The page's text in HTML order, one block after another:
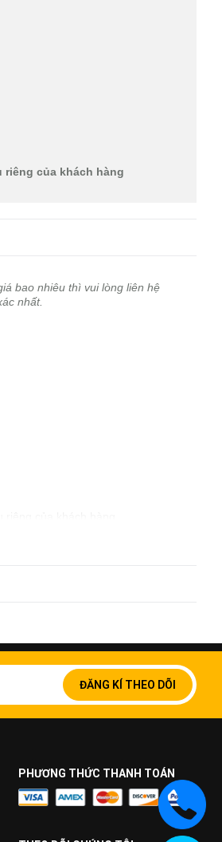
riêng của khách hàng
bao nhiêu thì vui lòng liên hệ
nhất.
của khách hàng
ĐĂNG KÍ THEO DÕI
PHƯƠNG THỨC THANH TOÁN